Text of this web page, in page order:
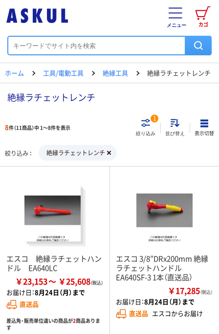
カゴ
メニュー
ホーム 工具/電動工具 絶縁工具 絶縁ラチェットレンチ
絶縁ラチェットレンチ
8件（11商品）中 1～8件を表示
絞り込み
1
並び替え 表示切替
絞り込み 絶縁ラチェットレンチ
エスコ 絶縁ラチェットハン
ドル EA640LC
￥23,153 ￥25,608
お届け日：8月24日（月）まで
直送品
差込角・販売単位違いの商品が2商品ありま
す
エスコ 3/8”DRx200mm 絶縁
ラチェットハンドル
EA640SF-3 1本（直送品）
￥17,285（税込）
お届け日：8月24日（月）まで
直送品 エスコからお届け